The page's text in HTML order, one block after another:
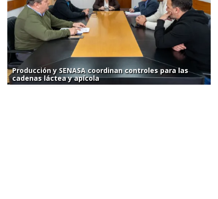
Producción y SENASA coordinan controles para las
cadenas láctea y apícola